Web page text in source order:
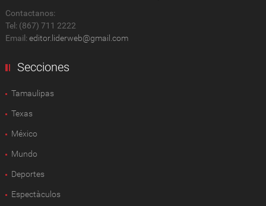
Contactanos:
Tel: (867) 711 2222
Email: editor.liderweb@gmail.com
Secciones
Tamaulipas
Texas
México
Mundo
Deportes
Espectàculos